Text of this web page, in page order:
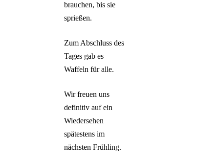
brauchen, bis sie
sprießen.
Zum Abschluss des
Tages gab es
Waffeln für alle.
Wir freuen uns
definitiv auf ein
Wiedersehen
spätestens im
nächsten Frühling.